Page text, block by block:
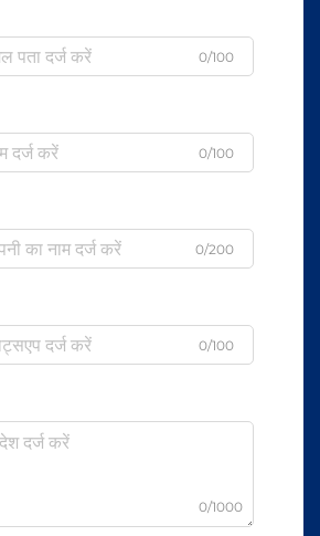
0/100
0/100
0/200
0/100
0/1000